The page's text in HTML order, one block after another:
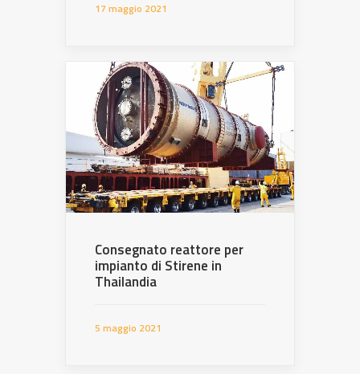
17 maggio 2021
Consegnato reattore per
impianto di Stirene in
Thailandia
5 maggio 2021